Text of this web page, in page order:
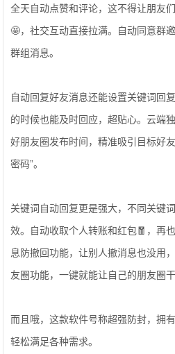
全天自动点赞和评论，这不得让朋友
🤩，社交互动直接拉满。自动同意群
群组消息。
自动回复好友消息还能设置关键词回
的时候也能及时回应，超贴心。云端
好朋友圈发布时间，精准吸引目标好
密码”。
关键词自动回复更是强大，不同关键
效。自动收取个人转账和红包🧧，再
息防撤回功能，让别人撤消息也没用
友圈功能，一键就能让自己的朋友圈
而且哦，这款软件号称超强防封，拥
轻松满足各种需求。